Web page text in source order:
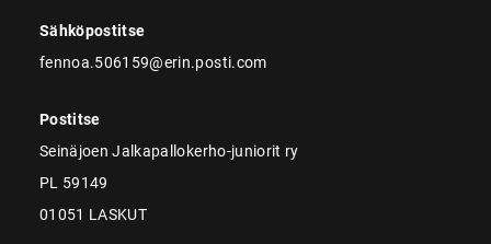
Sähköpostitse
fennoa.506159@erin.posti.com
Postitse
Seinäjoen Jalkapallokerho-juniorit ry
PL 59149
01051 LASKUT